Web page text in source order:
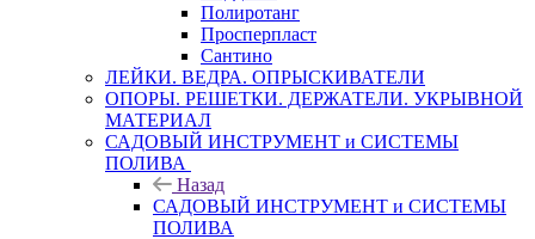
Полиротанг
Просперпласт
Сантино
ЛЕЙКИ. ВЕДРА. ОПРЫСКИВАТЕЛИ
ОПОРЫ. РЕШЕТКИ. ДЕРЖАТЕЛИ. УКРЫВНОЙ
МАТЕРИАЛ
САДОВЫЙ ИНСТРУМЕНТ и СИСТЕМЫ
ПОЛИВА
Назад
САДОВЫЙ ИНСТРУМЕНТ и СИСТЕМЫ
ПОЛИВА